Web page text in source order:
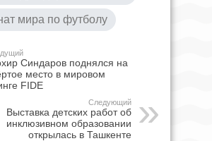
мира по футболу
Синдаров поднялся на
место в мировом
FIDE
Следующий
Выставка детских работ об
инклюзивном образовании
открылась в Ташкенте